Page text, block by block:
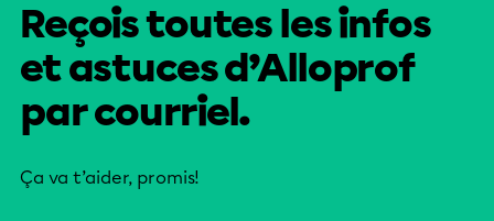
Reçois toutes les infos
et astuces d’Alloprof
par courriel.
Ça va t’aider, promis!